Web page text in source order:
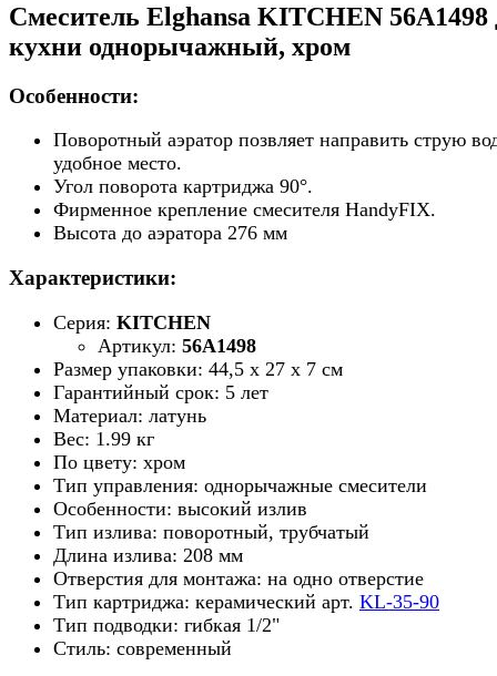
Смеситель Elghansa KITCHEN 56A1498
кухни однорычажный, хром
Особенности:
Поворотный аэратор позвляет направить струю
удобное место.
Угол поворота картриджа 90°.
Фирменное крепление смесителя HandyFIX.
Высота до аэратора 276 мм
Характеристики:
Серия: KITCHEN
Артикул: 56A1498
Размер упаковки: 44,5 x 27 x 7 см
Гарантийный срок: 5 лет
Материал: латунь
Вес: 1.99 кг
По цвету: хром
Тип управления: однорычажные смесители
Особенности: высокий излив
Тип излива: поворотный, трубчатый
Длина излива: 208 мм
Отверстия для монтажа: на одно отверстие
Тип картриджа: керамический арт. KL-35-90
Тип подводки: гибкая 1/2"
Стиль: современный